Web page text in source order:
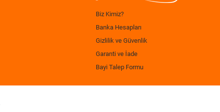
Biz Kimiz?
Banka Hesapları
Gizlilik ve Güvenlik
Garanti ve İade
Bayi Talep Formu